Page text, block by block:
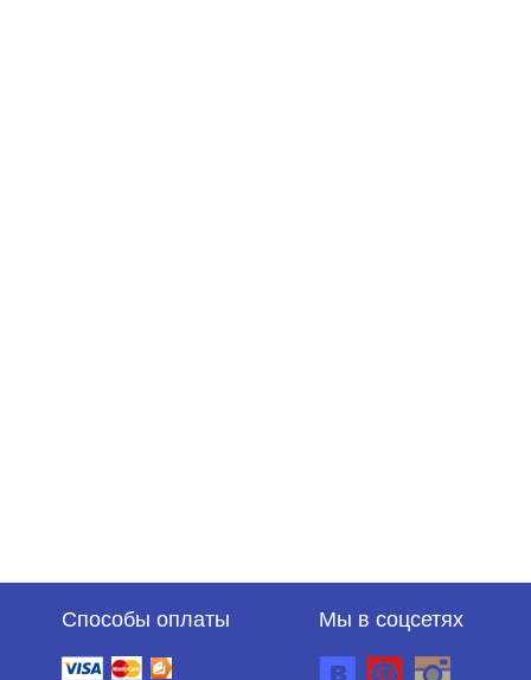
Способы оплаты Мы в соцсетях